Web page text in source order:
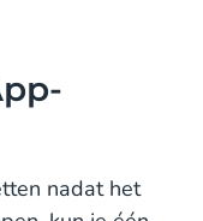
nadat het